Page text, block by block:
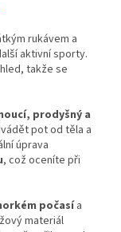
rukávem a
aktivní sporty.
takže se
prodyšný a
pot od těla a
úprava
, což oceníte při
počasía
materiál